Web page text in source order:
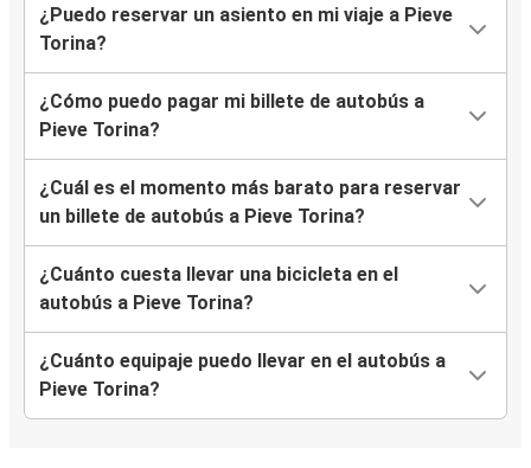
¿Puedo reservar un asiento en mi viaje a Pieve
Torina?
¿Cómo puedo pagar mi billete de autobús a
Pieve Torina?
¿Cuál es el momento más barato para reservar
un billete de autobús a Pieve Torina?
¿Cuánto cuesta llevar una bicicleta en el
autobús a Pieve Torina?
¿Cuánto equipaje puedo llevar en el autobús a
Pieve Torina?